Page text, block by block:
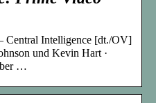
Central Intelligence [dt./OV]
und Kevin Hart ·
…